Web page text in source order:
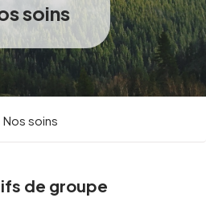
soins
Nos soins
de groupe